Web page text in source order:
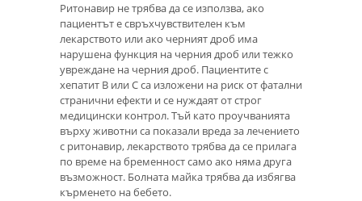
Ритонавир не трябва да се използва, ако
пациентът е свръхчувствителен към
лекарството или ако черният дроб има
нарушена функция на черния дроб или тежко
увреждане на черния дроб. Пациентите с
хепатит В или С са изложени на риск от фатални
странични ефекти и се нуждаят от строг
медицински контрол. Тъй като проучванията
върху животни са показали вреда за лечението
с ритонавир, лекарството трябва да се прилага
по време на бременност само ако няма друга
възможност. Болната майка трябва да избягва
кърменето на бебето.